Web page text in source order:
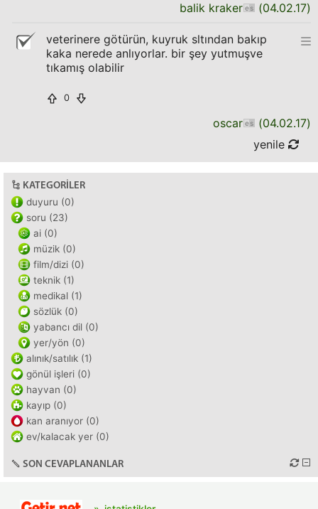
balik kraker (04.02.17)
veterinere götürün, kuyruk sltından bakıp
kaka nerede anlıyorlar. bir şey yutmuşve
tıkamış olabilir
0
oscar (04.02.17)
yenile
KATEGORILER
duyuru (0)
soru (23)
ai (0)
müzik (0)
film/dizi (0)
teknik (1)
medikal (1)
sözlük (0)
yabancı dil (0)
yer/yön (0)
alınık/satılık (1)
gönül işleri (0)
hayvan (0)
kayıp (0)
kan aranıyor (0)
ev/kalacak yer (0)
SON CEVAPLANANLAR